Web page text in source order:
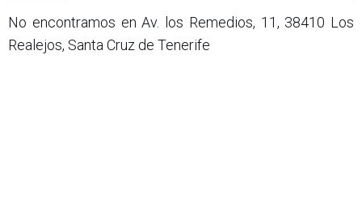
No encontramos en Av. los Remedios, 11, 38410 Los
Realejos, Santa Cruz de Tenerife